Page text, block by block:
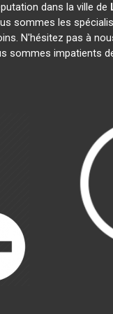
dans la ville de
sommes les
N'hésitez pas à
sommes impatients